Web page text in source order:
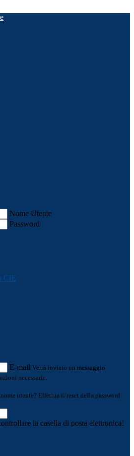
Nome Utente
Password
CIE
E-mail Verrà inviato un messaggio
necessarie.
utente? Effettua il reset della password
la casella di posta elettronica!